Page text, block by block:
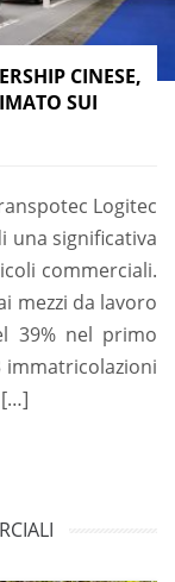
CINESE,
SUI
Logitec
una significativa
commerciali.
mezzi da lavoro
39% nel primo
immatricolazioni
[…]